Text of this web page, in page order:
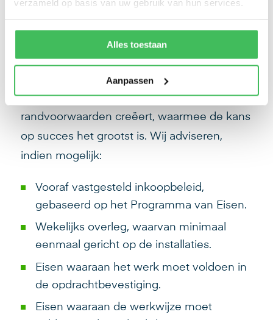
verzameld op basis van uw gebruik van hun services.
Alles toestaan
Aanpassen
plaats in binnen het projectteam. In de
meeste gevallen komt de coördinatie van
de bouw op uw bordje terecht. Het is
daarom van belang dat u vooraf de
randvoorwaarden creëert, waarmee de kans
op succes het grootst is. Wij adviseren,
indien mogelijk:
Vooraf vastgesteld inkoopbeleid,
gebaseerd op het Programma van Eisen.
Wekelijks overleg, waarvan minimaal
eenmaal gericht op de installaties.
Eisen waaraan het werk moet voldoen in
de opdrachtbevestiging.
Eisen waaraan de werkwijze moet